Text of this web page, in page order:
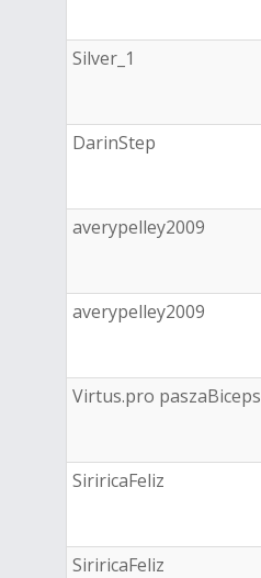
Silver_1
DarinStep
averypelley2009
averypelley2009
Virtus.pro paszaBiceps
SiriricaFeliz
SiriricaFeliz